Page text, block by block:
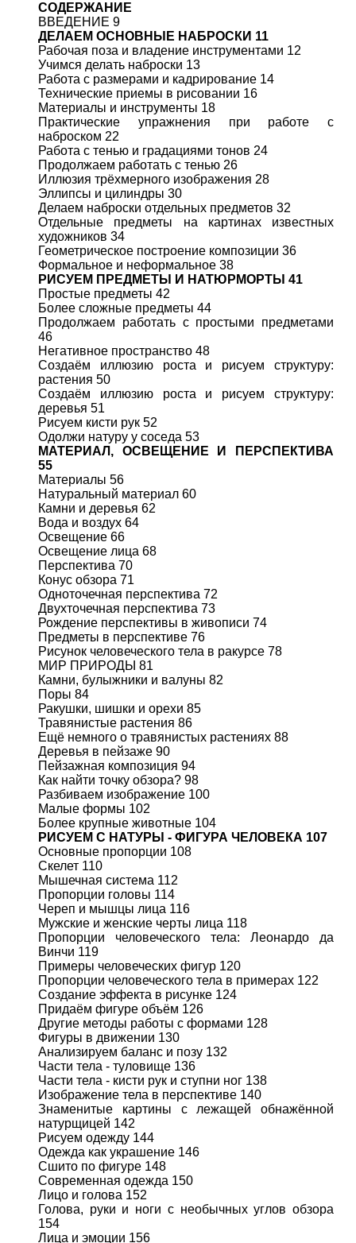
СОДЕРЖАНИЕ
ВВЕДЕНИЕ 9
ДЕЛАЕМ ОСНОВНЫЕ НАБРОСКИ 11
Рабочая поза и владение инструментами 12
Учимся делать наброски 13
Работа с размерами и кадрирование 14
Технические приемы в рисовании 16
Материалы и инструменты 18
Практические упражнения при работе с
наброском 22
Работа с тенью и градациями тонов 24
Продолжаем работать с тенью 26
Иллюзия трёхмерного изображения 28
Эллипсы и цилиндры 30
Делаем наброски отдельных предметов 32
Отдельные предметы на картинах известных
художников 34
Геометрическое построение композиции 36
Формальное и неформальное 38
РИСУЕМ ПРЕДМЕТЫ И НАТЮРМОРТЫ 41
Простые предметы 42
Более сложные предметы 44
Продолжаем работать с простыми предметами
46
Негативное пространство 48
Создаём иллюзию роста и рисуем структуру:
растения 50
Создаём иллюзию роста и рисуем структуру:
деревья 51
Рисуем кисти рук 52
Одолжи натуру у соседа 53
МАТЕРИАЛ, ОСВЕЩЕНИЕ И ПЕРСПЕКТИВА
55
Материалы 56
Натуральный материал 60
Камни и деревья 62
Вода и воздух 64
Освещение 66
Освещение лица 68
Перспектива 70
Конус обзора 71
Одноточечная перспектива 72
Двухточечная перспектива 73
Рождение перспективы в живописи 74
Предметы в перспективе 76
Рисунок человеческого тела в ракурсе 78
МИР ПРИРОДЫ 81
Камни, булыжники и валуны 82
Поры 84
Ракушки, шишки и орехи 85
Травянистые растения 86
Ещё немного о травянистых растениях 88
Деревья в пейзаже 90
Пейзажная композиция 94
Как найти точку обзора? 98
Разбиваем изображение 100
Малые формы 102
Более крупные животные 104
РИСУЕМ С НАТУРЫ - ФИГУРА ЧЕЛОВЕКА 107
Основные пропорции 108
Скелет 110
Мышечная система 112
Пропорции головы 114
Череп и мышцы лица 116
Мужские и женские черты лица 118
Пропорции человеческого тела: Леонардо да
Винчи 119
Примеры человеческих фигур 120
Пропорции человеческого тела в примерах 122
Создание эффекта в рисунке 124
Придаём фигуре объём 126
Другие методы работы с формами 128
Фигуры в движении 130
Анализируем баланс и позу 132
Части тела - туловище 136
Части тела - кисти рук и ступни ног 138
Изображение тела в перспективе 140
Знаменитые картины с лежащей обнажённой
натурщицей 142
Рисуем одежду 144
Одежда как украшение 146
Сшито по фигуре 148
Современная одежда 150
Лицо и голова 152
Голова, руки и ноги с необычных углов обзора
154
Лица и эмоции 156